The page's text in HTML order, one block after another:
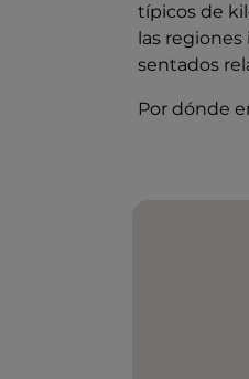
típicos de
las
sentados
Por dónde